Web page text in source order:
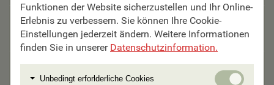
Teilnehmer
Bitte auswählen
Unterbringung
Bitte auswählen
Funktionen der Website sicherzustellen und Ihr Online-
Erlebnis zu verbessern. Sie können Ihre Cookie-
Einstellungen jederzeit ändern. Weitere Informationen
finden Sie in unserer Datenschutzinformation.
Unbedingt erforlderliche Cookies